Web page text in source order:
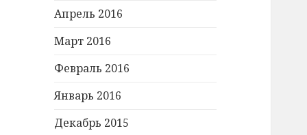
Апрель 2016
Март 2016
Февраль 2016
Январь 2016
Декабрь 2015